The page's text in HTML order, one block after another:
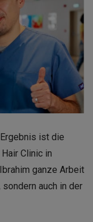
ist die
Clinic in
ganze Arbeit
auch in der